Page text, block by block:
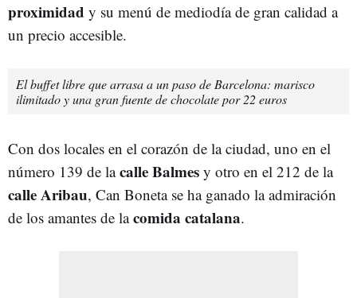
proximidad y su menú de mediodía de gran calidad a
un precio accesible.
El buffet libre que arrasa a un paso de Barcelona: marisco
ilimitado y una gran fuente de chocolate por 22 euros
Con dos locales en el corazón de la ciudad, uno en el
número 139 de lacalle Balmes y otro en el 212 de la
calle Aribau, Can Boneta se ha ganado la admiración
de los amantes de lacomida catalana.